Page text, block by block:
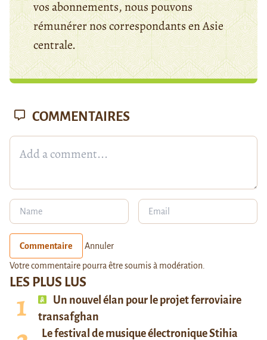
vos abonnements, nous pouvons
rémunérer nos correspondants en Asie
centrale.
LES PLUS LUS
Un nouvel élan pour le projet ferroviaire
transafghan
Le festival de musique électronique Stihia
COMMENTAIRES
Commentaire Annuler
Votre commentaire pourra être soumis à modération.